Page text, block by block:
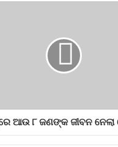
ଆଉ ୮ ଜଣଙ୍କ ଜୀବନ ନେଲା